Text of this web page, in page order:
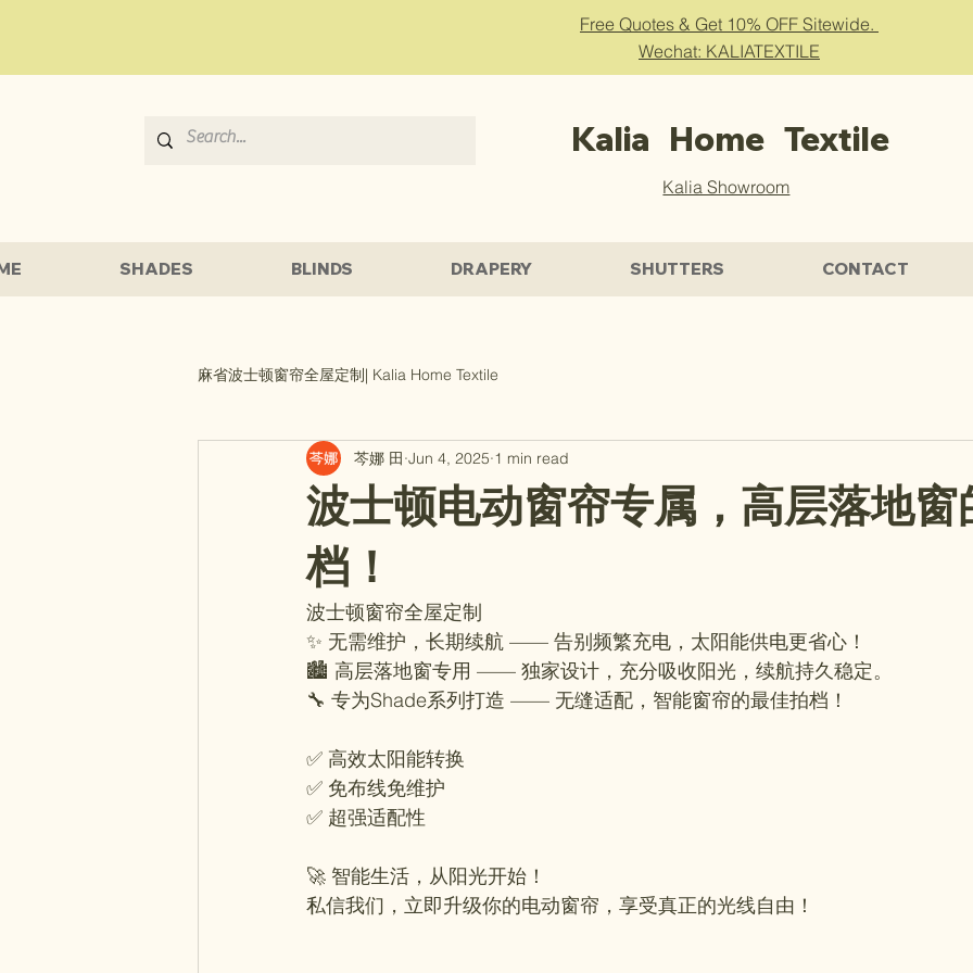
Free Quotes & Get 10% OFF Sitewide.
Wechat: KALIATEXTILE
Kalia Home Textile
Kalia Showroom
SHADES BLINDS DRAPERY SHUTTERS CONTACT
麻省波士顿窗帘全屋定制| Kalia Home Textile
波士顿电动窗帘专属，高层落地窗
档！
芩娜 田 Jun 4, 2025 1 min read
波士顿窗帘全屋定制
✨ 无需维护，长期续航 —— 告别频繁充电，太阳能供电更省心！
🏙 高层落地窗专用 —— 独家设计，充分吸收阳光，续航持久稳定。
🔧 专为Shade系列打造 —— 无缝适配，智能窗帘的最佳拍档！
✅ 高效太阳能转换
✅ 免布线免维护
✅ 超强适配性
🚀 智能生活，从阳光开始！
私信我们，立即升级你的电动窗帘，享受真正的光线自由！